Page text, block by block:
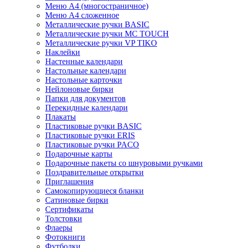
Меню A4 (многостраничное)
Меню A4 сложенное
Металлические ручки BASIC
Металлические ручки MC TOUCH
Металлические ручки VP TIKO
Наклейки
Настенные календари
Настольные календари
Настольные карточки
Нейлоновые бирки
Папки для документов
Перекидные календари
Плакаты
Пластиковые ручки BASIC
Пластиковые ручки ERIS
Пластиковые ручки PACO
Подарочные карты
Подарочные пакеты со шнуровыми ручками
Поздравительные открытки
Приглашения
Самокопирующиеся бланки
Сатиновые бирки
Сертификаты
Толстовки
Флаеры
Фотокниги
Футболки